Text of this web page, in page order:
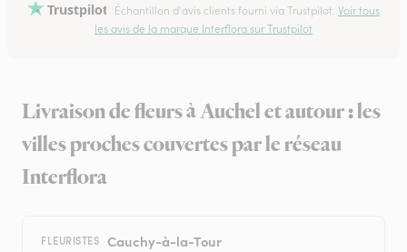
Trustpilot Échantillon d'avis clients fourni via Trustpilot. Voir tous
les avis de la marque Interflora sur Trustpilot
Livraison de fleurs à Auchel et autour : les
villes proches couvertes par le réseau
Interflora
FLEURISTES Cauchy-à-la-Tour